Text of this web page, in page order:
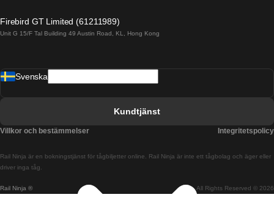
Tåg från Barcelona till Madrid
Tåg från Budapest till Bratislava
Firebird GT Limited (61211989)
Unit G 15/F Tal Building 49 Austin Road, KL, Hong Kong
Rail Ninja ® All Rights Reserved © 2026
Rail Ninja är en bokningstjänst för tågbiljetter online. Rail Ninja är inte ett tågbolag och äger eller
driver inga tåg.
Svenska
Kundtjänst
Villkor och bestämmelser Integritetspolicy